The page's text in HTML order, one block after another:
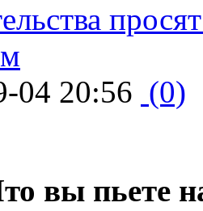
04 20:56 (0)
вы пьете